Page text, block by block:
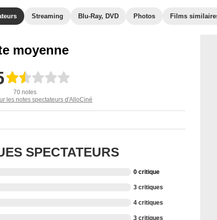
Streaming Blu-Ray, DVD Photos Films
moyenne
70 notes
les notes spectateurs d'AlloCiné
SPECTATEURS
0 critique
3 critiques
4 critiques
3 critiques